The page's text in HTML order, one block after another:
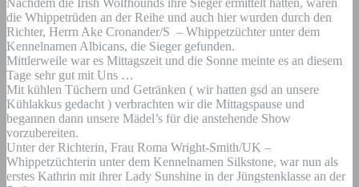
die Whippetrüden an der Reihe und auch hier wurden durch den
Richter, Herrn Ake Cronander/S – Whippetzüchter unter dem
Kennelnamen Albicans, die Sieger gefunden.
Mittlerweile war es Mittagszeit und die Sonne meinte es an diesem
Tage sehr gut mit Uns …
Mit kühlen Tüchern und Getränken ( wir hatten gsd an unsere
Kühlakkus gedacht ) verbrachten wir die Mittagspause und
begannen dann unsere Mädel’s für die anstehende Show
vorzubereiten.
Unter der Richterin, Frau Roma Wright-Smith/UK –
Whippetzüchterin unter dem Kennelnamen Silkstone, war nun als
erstes Kathrin mit ihrer Lady Sunshine in der Jüngstenklasse an der